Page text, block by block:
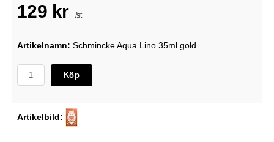
129 kr /st
Artikelnamn: Schmincke Aqua Lino 35ml gold
Köp
Artikelbild: